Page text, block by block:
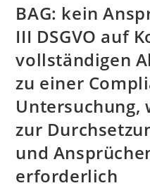
BAG: kein
III DSGVO auf
vollständigen
zu einer
Untersuchung,
zur
und
erforderlich